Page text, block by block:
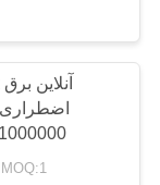
1000000 سفارشی